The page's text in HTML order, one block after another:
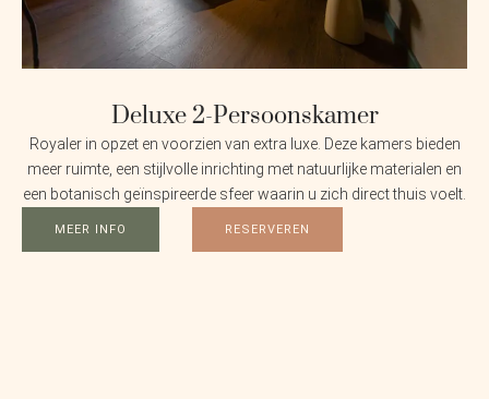
Deluxe 2-Persoonskamer
Royaler in opzet en voorzien van extra luxe. Deze kamers bieden
meer ruimte, een stijlvolle inrichting met natuurlijke materialen en
een botanisch geïnspireerde sfeer waarin u zich direct thuis voelt.
MEER INFO RESERVEREN